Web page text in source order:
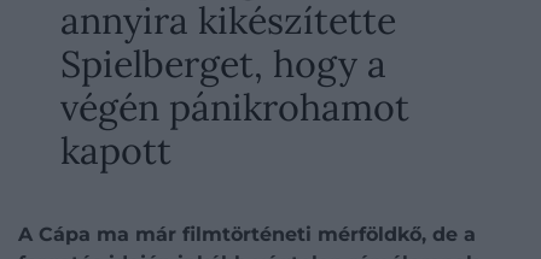
annyira kikészítette
Spielberget, hogy a
végén pánikrohamot
kapott
A Cápa ma már filmtörténeti mérföldkő, de a